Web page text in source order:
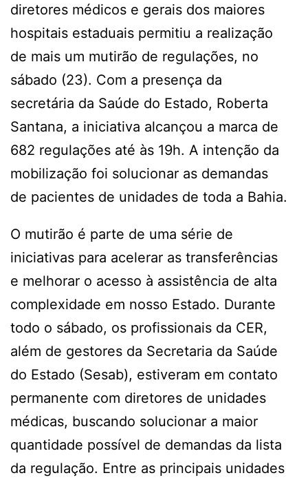
diretores médicos e gerais dos maiores
hospitais estaduais permitiu a realização
de mais um mutirão de regulações, no
sábado (23). Com a presença da
secretária da Saúde do Estado, Roberta
Santana, a iniciativa alcançou a marca de
682 regulações até às 19h. A intenção da
mobilização foi solucionar as demandas
de pacientes de unidades de toda a Bahia.
O mutirão é parte de uma série de
iniciativas para acelerar as transferências
e melhorar o acesso à assistência de alta
complexidade em nosso Estado. Durante
todo o sábado, os profissionais da CER,
além de gestores da Secretaria da Saúde
do Estado (Sesab), estiveram em contato
permanente com diretores de unidades
médicas, buscando solucionar a maior
quantidade possível de demandas da lista
da regulação. Entre as principais unidades